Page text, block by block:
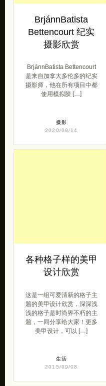
BrjánnBatista
Bettencourt 纪实
摄影欣赏
BrjánnBatista Bettencourt
是来自加拿大多伦多的纪实
摄影师，他在所有项目中都
使用模拟胶 […]
摄影
2020/08/14
各种格子样的美甲
设计欣赏
这是一组可爱清新的格子主
题的美甲设计欣赏，深深浅
浅的格子是时尚界不朽的主
题，一同分享给大家！更多
美甲设计，可以 […]
生活
2015/09/08